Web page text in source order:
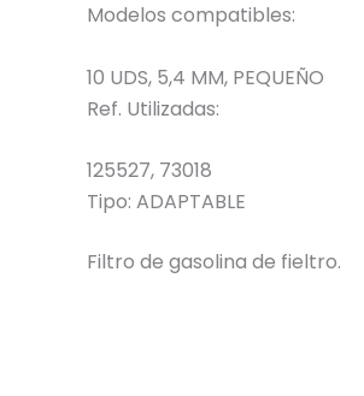
Modelos compatibles:
10 UDS, 5,4 MM, PEQUEÑO
Ref. Utilizadas:
125527, 73018
Tipo: ADAPTABLE
Filtro de gasolina de fieltro.